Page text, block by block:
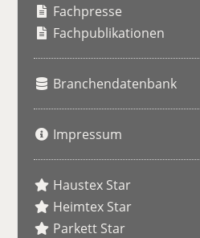
Fachpresse
Fachpublikationen
Branchendatenbank
Impressum
Haustex Star
Heimtex Star
Parkett Star